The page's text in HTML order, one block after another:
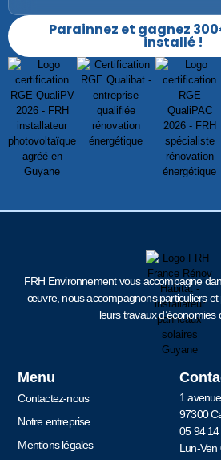
Parainnez et gagnez
installé !
FRH Environnement vous accompagne
œuvre, nous accompagnons particuliers et
leurs travaux d’économies
Menu
Contactez-nous
Notre entreprise
Mentions légales
1
97300
05 94 14
Lun-Ven